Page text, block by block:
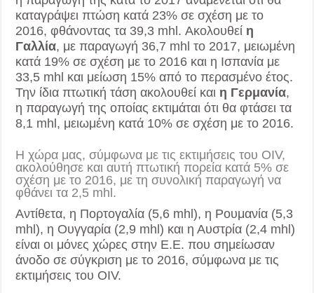
καταγράψει πτώση κατά 23% σε σχέση με το
2016, φθάνοντας τα 39,3 mhl. Ακολουθεί η
Γαλλία, με παραγωγή 36,7 mhl το 2017, μειωμένη
κατά 19% σε σχέση με το 2016 και η Ισπανία με
33,5 mhl και μείωση 15% από το περασμένο έτος.
Την ίδια πτωτική τάση ακολουθεί και η Γερμανία,
η παραγωγή της οποίας εκτιμάται ότι θα φτάσει τα
8,1 mhl, μειωμένη κατά 10% σε σχέση με το 2016.
Η χώρα μας, σύμφωνα με τις εκτιμήσεις του OIV,
ακολούθησε και αυτή πτωτική πορεία κατά 5% σε
σχέση με το 2016, με τη συνολική παραγωγή να
φθάνει τα 2,5 mhl.
Αντίθετα, η Πορτογαλία (5,6 mhl), η Ρουμανία (5,3
mhl), η Ουγγαρία (2,9 mhl) και η Αυστρία (2,4 mhl)
είναι οι μόνες χώρες στην Ε.Ε. που σημείωσαν
άνοδο σε σύγκριση με το 2016, σύμφωνα με τις
εκτιμήσεις του ΟΙV.